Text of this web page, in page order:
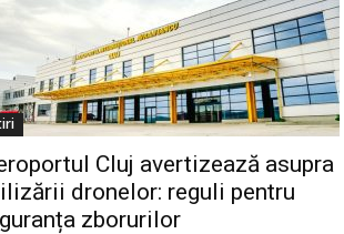
Cluj avertizează asupra
dronelor: reguli pentru
zborurilor